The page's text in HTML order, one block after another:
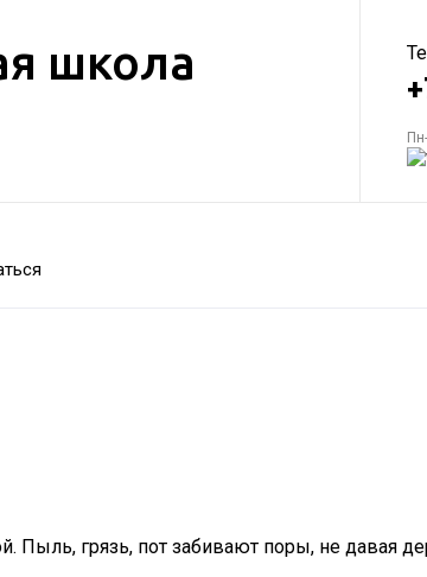
школа
Пыль, грязь, пот забивают поры, не давая